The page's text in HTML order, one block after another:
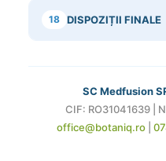
18 DISPOZIȚII FINALE
SC Medfusion
CIF: RO31041639 |
office@botaniq.ro|